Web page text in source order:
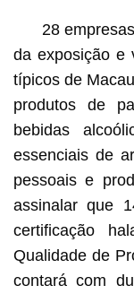
28
da exposição e
típicos de
produtos de
bebidas
essenciais de
pessoais e
assinalar que
certificação
Qualidade de
contará com